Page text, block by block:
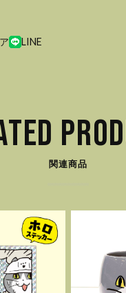
LINE
関連商品